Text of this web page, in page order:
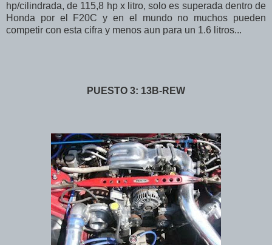
hp/cilindrada, de 115,8 hp x litro, solo es superada dentro de
Honda por el F20C y en el mundo no muchos pueden
competir con esta cifra y menos aun para un 1.6 litros...
PUESTO 3: 13B-REW